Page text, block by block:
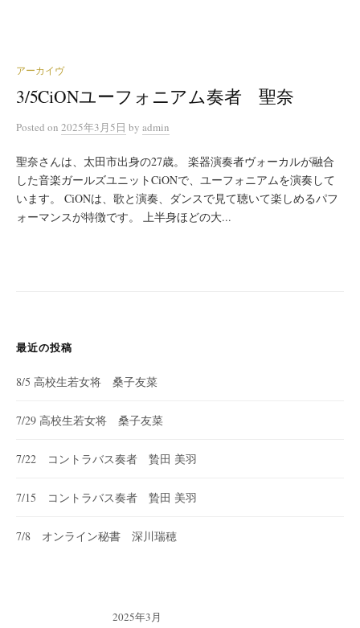
アーカイヴ
3/5CiONユーフォニアム奏者 聖奈
Posted on 2025年3月5日 by admin
聖奈さんは、太田市出身の27歳。 楽器演奏者ヴォーカルが融合
した音楽ガールズユニットCiONで、ユーフォニアムを演奏して
います。 CiONは、歌と演奏、ダンスで見て聴いて楽しめるパフ
ォーマンスが特徴です。 上半身ほどの大...
最近の投稿
8/5 高校生若女将 桑子友菜
7/29 高校生若女将 桑子友菜
7/22 コントラバス奏者 贄田 美羽
7/15 コントラバス奏者 贄田 美羽
7/8 オンライン秘書 深川瑞穂
2025年3月